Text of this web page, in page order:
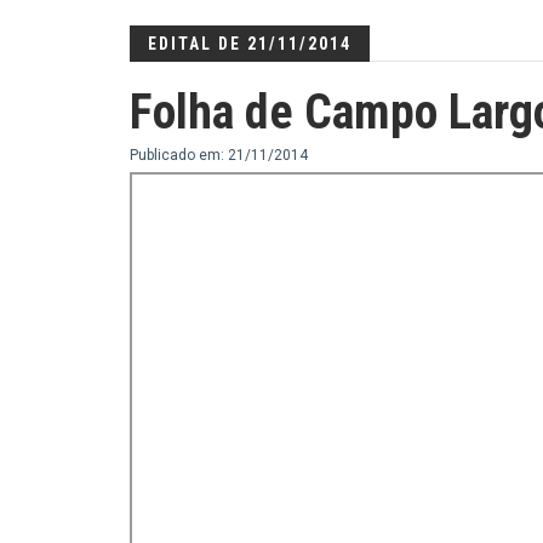
EDITAL DE 21/11/2014
Folha de Campo
Publicado em: 21/11/2014